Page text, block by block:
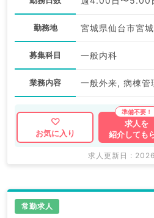
勤務地 宮城県仙台市宮
募集科目 一般内科
業務内容
お気に入り
求人を
紹介しても
求人更新日 :
常勤求人